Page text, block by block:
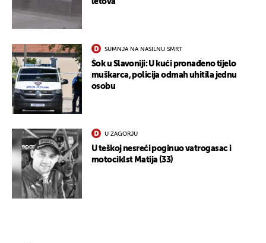
letova
SUMNJA NA NASILNU SMRT
Šok u Slavoniji: U kući pronađeno tijelo
muškarca, policija odmah uhitila jednu
osobu
U ZAGORJU
U teškoj nesreći poginuo vatrogasac i
motociklst Matija (33)